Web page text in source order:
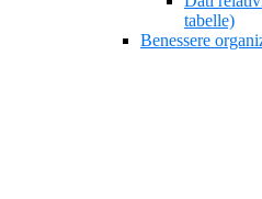
tabelle)
Benessere